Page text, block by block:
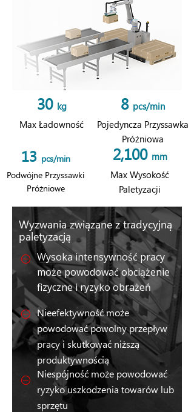
30 kg
Max Ładowność
8 pcs/min
Pojedyncza Przyssawka
Próżniowa
13 pcs/min
Podwójne Przyssawki
Próżniowe
2,100 mm
Max Wysokość
Paletyzacji
Wyzwania związane z tradycyjną
paletyzacją
Wysoka intensywność pracy
może powodować obciążenie
fizyczne i ryzyko obrażeń
Nieefektywność może
powodować powolny przepływ
pracy i skutkować niższą
produktywnością
Niespójność może powodować
ryzyko uszkodzenia towarów lub
sprzętu